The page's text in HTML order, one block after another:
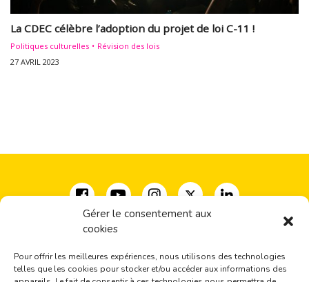
Gérer le consentement aux
cookies
Pour offrir les meilleures expériences, nous utilisons des technologies
telles que les cookies pour stocker et/ou accéder aux informations des
La CDEC célèbre l’adoption du projet de loi C-11 !
Politiques culturelles
Révision des lois
27 AVRIL 2023
Coalition pour la diversité des expressions culturelles
Montréal, QC H2X 1V1